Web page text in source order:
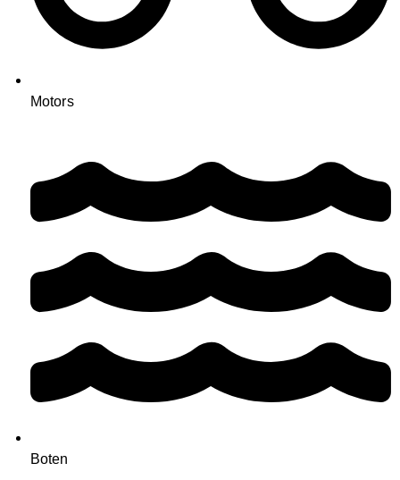
Motors
Boten